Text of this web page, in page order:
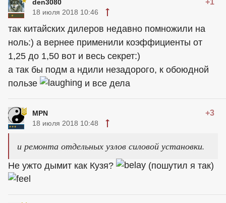
den3080 +1
18 июля 2018 10:46
так китайских дилеров недавно помножили на
ноль:) а вернее применили коэффициенты от
1,25 до 1,50 вот и весь секрет:)
а так бы подм а ндили незадорого, к обоюдной
пользе
и все дела
MPN +3
18 июля 2018 10:48
и ремонта отдельных узлов силовой установки.
Не ужто дымит как Кузя? (пошутил я так)